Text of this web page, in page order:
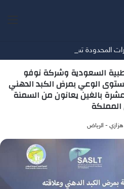
السعودية وشركة نوفو
الوعي بمرض الكبد الدهني
بالغين يعانون من السمنة
- الرياض